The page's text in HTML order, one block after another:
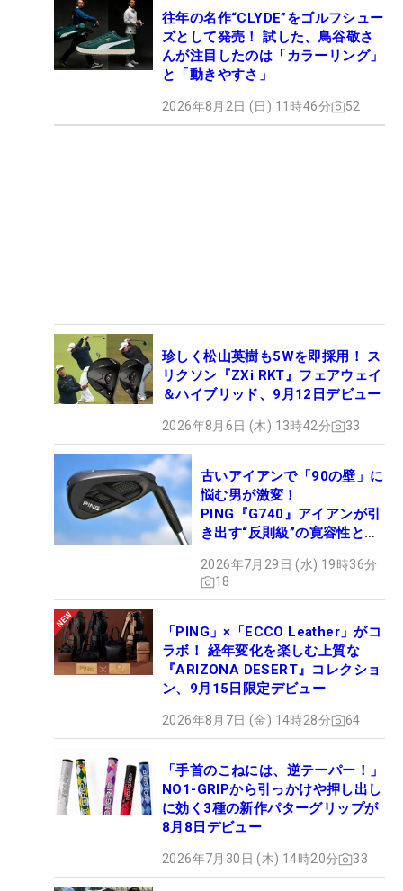
往年の名作“CLYDE”をゴルフシュー
ズとして発売！ 試した、鳥谷敬さ
んが注目したのは「カラーリング」
と「動きやすさ」
2026年8月2日 (日) 11時46分 52
珍しく松山英樹も5Wを即採用！ ス
リクソン『ZXi RKT』フェアウェイ
＆ハイブリッド、9月12日デビュー
2026年8月6日 (木) 13時42分 33
古いアイアンで「90の壁」に
悩む男が激変！
PING『G740』アイアンが引
き出す“反則級”の寛容性と飛
2026年7月29日 (水) 19時36分
18
「PING」×「ECCO Leather」がコ
ラボ！ 経年変化を楽しむ上質な
『ARIZONA DESERT』コレクショ
ン、9月15日限定デビュー
2026年8月7日 (金) 14時28分 64
「手首のこねには、逆テーパー！」
NO1-GRIPから引っかけや押し出し
に効く3種の新作パターグリップが
8月8日デビュー
2026年7月30日 (木) 14時20分 33